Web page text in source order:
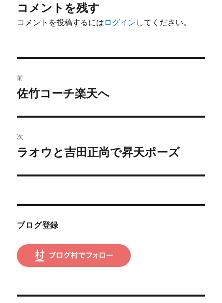
コメントを残す
コメントを投稿するには ログイン してください。
稿
ビ
ゲ
ー
前
前
投
稿:
佐竹コーチ楽天へ
次
次
投
ラオウと吉田正尚で昇天ポーズ
ブログ登録